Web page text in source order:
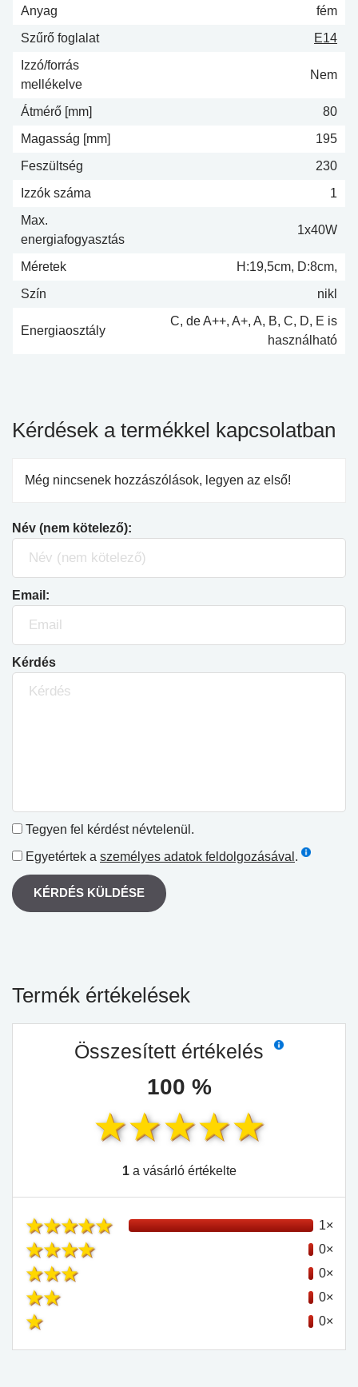
Anyag
fém
Szűrő foglalat
E14
Izzó/forrás
mellékelve
Nem
Átmérő [mm]
80
Magasság [mm]
195
Feszültség
230
Izzók száma
1
Max.
energiafogyasztás
1x40W
Méretek
H:19,5cm, D:8cm,
Szín
nikl
Energiaosztály
C, de A++, A+, A, B, C, D, E is
használható
Kérdések a termékkel kapcsolatban
Még nincsenek hozzászólások, legyen az első!
Név (nem kötelező):
Email:
Kérdés
Tegyen fel kérdést névtelenül.
Egyetértek a személyes adatok feldolgozásával .
KÉRDÉS KÜLDÉSE
Termék értékelések
Összesített értékelés
100 %
1a vásárló értékelte
1×
0×
0×
0×
0×